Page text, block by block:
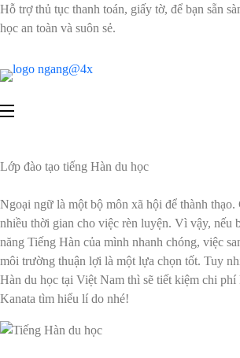
Hỗ trợ thủ tục thanh toán, giấy tờ, để bạn sẵn
học an toàn và suôn sẻ.
Lớp đào tạo tiếng Hàn du học
Ngoại ngữ là một bộ môn xã hội để thành thạo.
nhiều thời gian cho việc rèn luyện. Vì vậy, nếu
năng Tiếng Hàn của mình nhanh chóng, việc
môi trường thuận lợi là một lựa chọn tốt. Tuy
Hàn du học tại Việt Nam thì sẽ tiết kiệm chi
Kanata tìm hiểu lí do nhé!